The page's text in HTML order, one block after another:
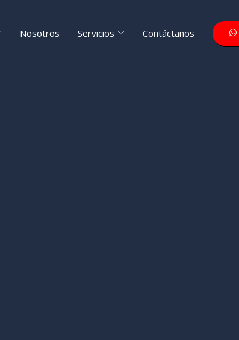
Nosotros Servicios Contáctanos